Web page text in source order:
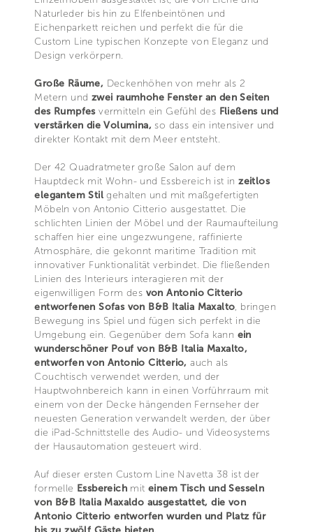
Naturleder bis hin zu Elfenbeintönen und
Eichenparkett reichen und perfekt die für die
Custom Line typischen Konzepte von Eleganz und
Design verkörpern.
Große Räume, Deckenhöhen von mehr als 2
Metern und zwei raumhohe Fenster an den Seiten
des Rumpfesvermitteln ein Gefühl des Fließens und
verstärken die Volumina, so dass ein intensiver und
direkter Kontakt mit dem Meer entsteht.
Der 42 Quadratmeter große Salon auf dem
Hauptdeck mit Wohn- und Essbereich ist inzeitlos
elegantem Stilgehalten und mit maßgefertigten
Möbeln von Antonio Citterio ausgestattet. Die
schlichten Linien der Möbel und der Raumaufteilung
schaffen hier eine ungezwungene, raffinierte
Atmosphäre, die gekonnt maritime Tradition mit
innovativer Funktionalität verbindet. Die fließenden
Linien des Interieurs interagieren mit der
eigenwilligen Form des von Antonio Citterio
entworfenen Sofas von B&B Italia Maxalto, bringen
Bewegung ins Spiel und fügen sich perfekt in die
Umgebung ein. Gegenüber dem Sofa kann ein
wunderschöner Pouf von B&B Italia Maxalto,
entworfen von Antonio Citterio,auch als
Couchtisch verwendet werden, und der
Hauptwohnbereich kann in einen Vorführraum mit
einem von der Decke hängenden Fernseher der
neuesten Generation verwandelt werden, der über
die iPad-Schnittstelle des Audio- und Videosystems
der Hausautomation gesteuert wird.
Auf dieser ersten Custom Line Navetta 38 ist der
formelle Essbereichmit einem Tisch und Sesseln
von B&B Italia Maxaldo ausgestattet, die von
Antonio Citterio entworfen wurden und Platz für